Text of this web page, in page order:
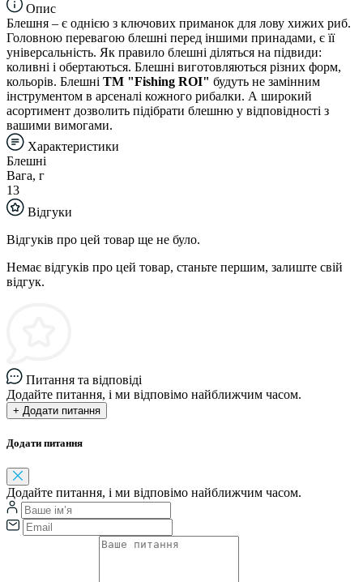
Опис
Блешня – є однією з ключових приманок для лову хижих риб.
Головною перевагою блешні перед іншими принадами, є її
універсальність. Як правило блешні діляться на підвиди:
коливні і обертаються. Блешні виготовляються різних форм,
кольорів. Блешні TM "Fishing ROI" будуть не замінним
інструментом в арсеналі кожного рибалки. А широкий
асортимент дозволить підібрати блешню у відповідності з
вашими вимогами.
Характеристики
Блешні
Вага, г
13
Відгуки
Відгуків про цей товар ще не було.
Немає відгуків про цей товар, станьте першим, залиште свій
відгук.
Питання та відповіді
Додайте питання, і ми відповімо найближчим часом.
+ Додати питання
Додати питання
Додайте питання, і ми відповімо найближчим часом.